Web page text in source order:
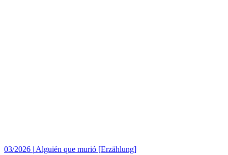
03/2026 | Alguién que murió [Erzählung]